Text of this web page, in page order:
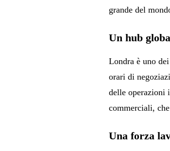
grande del
Un hub
Londra è uno
orari di
delle operazioni
commerciali,
Una forza